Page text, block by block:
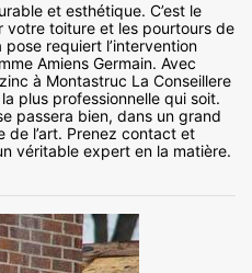
et esthétique. C’est le
votre toiture et les pourtours de
requiert l’intervention
Amiens Germain. Avec
à Montastruc La Conseillere
plus professionnelle qui soit.
passera bien, dans un grand
de l’art. Prenez contact et
véritable expert en la matière.